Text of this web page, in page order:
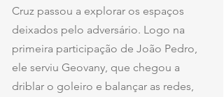
Cruz passou a explorar os espaços
deixados pelo adversário. Logo na
primeira participação de João Pedro,
ele serviu Geovany, que chegou a
driblar o goleiro e balançar as redes,